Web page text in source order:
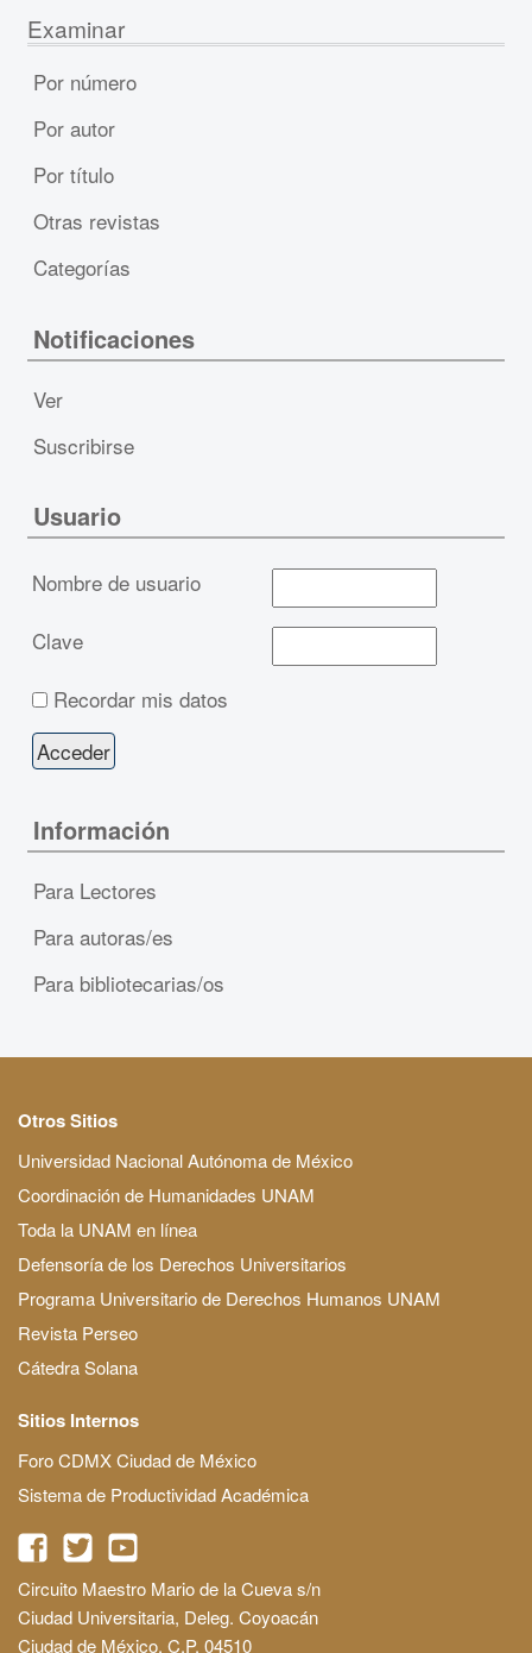
Examinar
Por número
Por autor
Por título
Otras revistas
Categorías
Notificaciones
Ver
Suscribirse
Usuario
Nombre de usuario
Clave
Recordar mis datos
Información
Para Lectores
Para autoras/es
Para bibliotecarias/os
Otros Sitios
Universidad Nacional Autónoma de México
Coordinación de Humanidades UNAM
Toda la UNAM en línea
Defensoría de los Derechos Universitarios
Programa Universitario de Derechos Humanos UNAM
Revista Perseo
Cátedra Solana
Sitios Internos
Foro CDMX Ciudad de México
Sistema de Productividad Académica
Circuito Maestro Mario de la Cueva s/n
Ciudad Universitaria, Deleg. Coyoacán
Ciudad de México, C.P. 04510